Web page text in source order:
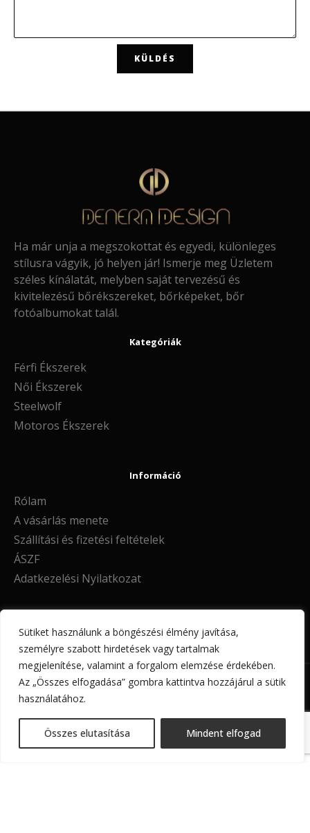
Sütiket használunk a böngészési élmény javítása,
személyre szabott hirdetések vagy tartalmak
megjelenítése, valamint a forgalom elemzése érdekében.
Az „Összes elfogadása” gombra kattintva hozzájárul a sütik
használatához.
Összes elutasítása Mindent elfogad
KÜLDÉS
Ha már unja a megszokottat és egyedi, különleges
stílusra vágyik, jó helyen jár! Ismerje meg Üzletem
széles kínálatát, melyben saját tervezésű és
kivitelezésű bőrékszereket, bőrképeket, bőr
fotóalbumokat talál.
Kategóriák
Férfi Ékszerek
Női Ékszerek
Steelwolf
Motoros Ékszerek
Információ
Rólam
A vásárlás menete
Szállítási és fizetési feltételek
ÁSZF
Adatkezelési Nyilatkozat
INFO@DENERADESIGN.HU
DENERA DESIGN 2026MINDEN JOG FENNTARTVA!